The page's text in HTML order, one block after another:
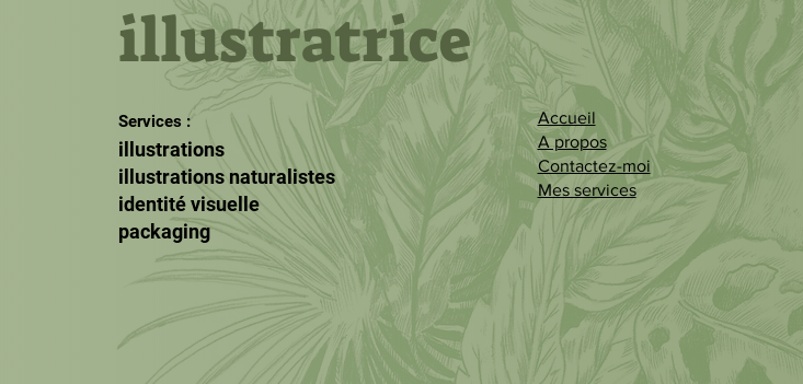
illustratrice
Services :
illustrations
illustrations naturalistes
identité visuelle
packaging
Accueil
A propos
Contactez-moi
Mes services